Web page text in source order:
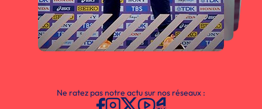
Ne ratez pas notre actu sur nos réseaux :